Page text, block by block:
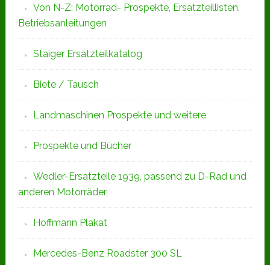
Von N-Z: Motorrad- Prospekte, Ersatzteillisten,
Betriebsanleitungen
Staiger Ersatzteilkatalog
Biete / Tausch
Landmaschinen Prospekte und weitere
Prospekte und Bücher
Wedler-Ersatzteile 1939, passend zu D-Rad und
anderen Motorräder
Hoffmann Plakat
Mercedes-Benz Roadster 300 SL